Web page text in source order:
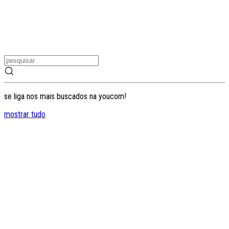
se liga nos mais buscados na youcom!
mostrar tudo